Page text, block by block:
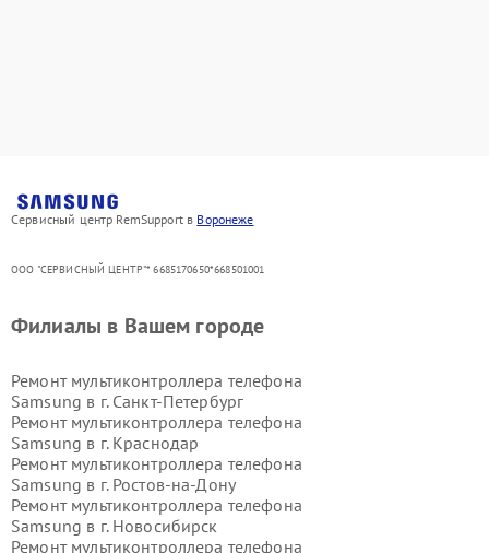
Сервисный центр RemSupport в Воронеже
ООО "СЕРВИСНЫЙ ЦЕНТР"* 6685170650*668501001
Филиалы в Вашем городе
Ремонт мультиконтроллера телефона
Samsung в г. Санкт-Петербург
Ремонт мультиконтроллера телефона
Samsung в г. Краснодар
Ремонт мультиконтроллера телефона
Samsung в г. Ростов-на-Дону
Ремонт мультиконтроллера телефона
Samsung в г. Новосибирск
Ремонт мультиконтроллера телефона